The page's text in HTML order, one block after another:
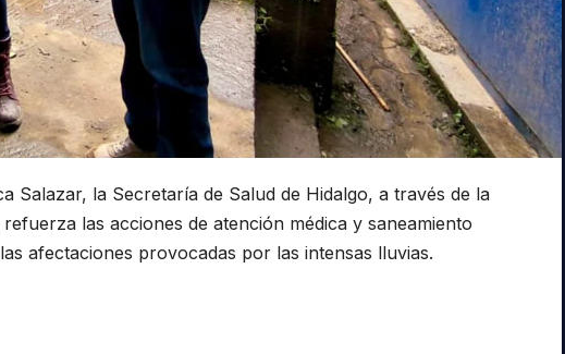
Salazar, la Secretaría de Salud de Hidalgo, a través de la
las acciones de atención médica y saneamiento
afectaciones provocadas por las intensas lluvias.